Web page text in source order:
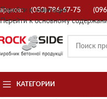
Перейти к навигации
Перейти к основному
(050) 786-67-75
КАТЕГОРИИ